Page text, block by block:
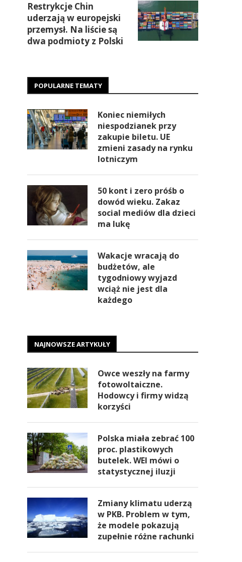
Restrykcje Chin
uderzają w europejski
przemysł. Na liście są
dwa podmioty z Polski
POPULARNE TEMATY
Koniec niemiłych
niespodzianek przy
zakupie biletu. UE
zmieni zasady na rynku
lotniczym
50 kont i zero próśb o
dowód wieku. Zakaz
social mediów dla dzieci
ma lukę
Wakacje wracają do
budżetów, ale
tygodniowy wyjazd
wciąż nie jest dla
każdego
NAJNOWSZE ARTYKUŁY
Owce weszły na farmy
fotowoltaiczne.
Hodowcy i firmy widzą
korzyści
Polska miała zebrać 100
proc. plastikowych
butelek. WEI mówi o
statystycznej iluzji
Zmiany klimatu uderzą
w PKB. Problem w tym,
że modele pokazują
zupełnie różne rachunki